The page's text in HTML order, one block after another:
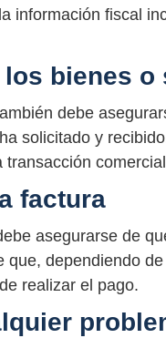
información fiscal
bienes o
debe
solicitado y
transacción
factura
asegurarse de
que, dependiendo
realizar el pago.